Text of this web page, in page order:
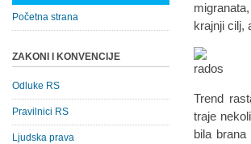
krajnji cilj,
Trend
traje
bila
Početna strana
ZAKONI I KONVENCIJE
Odluke RS
Pravilnici RS
Ljudska prava